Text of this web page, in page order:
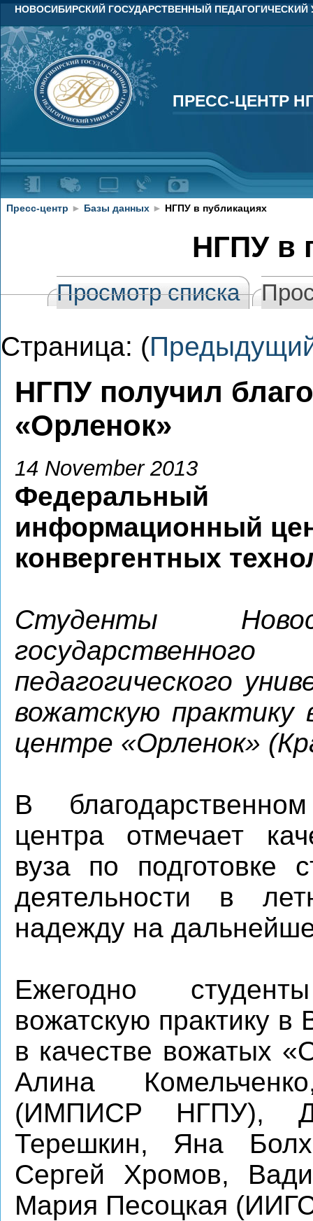
НОВОСИБИРСКИЙ ГОСУДАРСТВЕННЫЙ ПЕДАГОГИЧЕСКИЙ
ПРЕСС-ЦЕНТР
ПРЕСС-ЦЕНТР
Пресс-центр ► Базы данных ► НГПУ в публикациях
НГПУ в
Просмотр списка
Страница: (
НГПУ получил
«Орленок»
14 November 2013
Федеральный
информационный
конвергентных
Студенты
государственного
педагогического
вожатскую практику
центре «Орленок»
В
центра отмечает
вуза по подготовке
деятельности в
надежду на
Ежегодно
вожатскую практику
в качестве вожатых
Алина
(ИМПИСР НГПУ),
Терешкин, Яна
Сергей Хромов,
Мария Песоцкая